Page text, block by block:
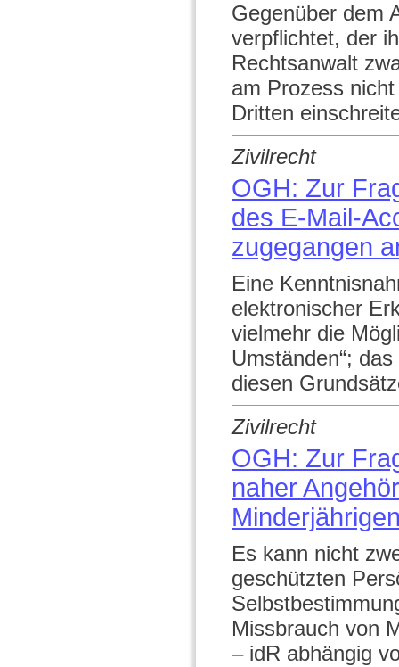
Gegenüber dem
verpflichtet, der
Rechtsanwalt
am Prozess
Dritten
Zivilrecht
OGH: Zur
des E-Mail-
zugegangen
Eine
elektronischer
vielmehr die
Umständen“;
diesen
Zivilrecht
OGH: Zur
naher
Es kann nicht
geschützten
Missbrauch von
– idR abhängig